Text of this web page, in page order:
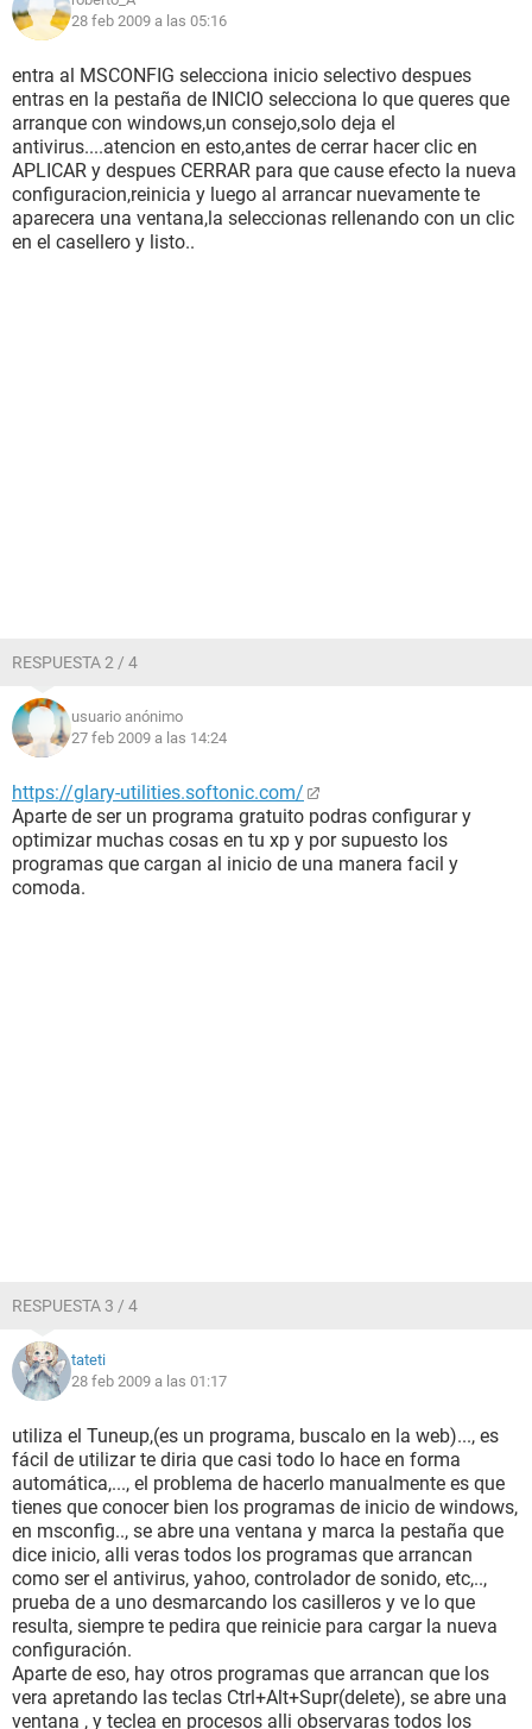
28 feb 2009 a las 05:16
entra al MSCONFIG selecciona inicio selectivo despues
entras en la pestaña de INICIO selecciona lo que queres que
arranque con windows,un consejo,solo deja el
antivirus....atencion en esto,antes de cerrar hacer clic en
APLICAR y despues CERRAR para que cause efecto la nueva
configuracion,reinicia y luego al arrancar nuevamente te
aparecera una ventana,la seleccionas rellenando con un clic
en el casellero y listo..
RESPUESTA 2 / 4
usuario anónimo
27 feb 2009 a las 14:24
https://glary-utilities.softonic.com/
Aparte de ser un programa gratuito podras configurar y
optimizar muchas cosas en tu xp y por supuesto los
programas que cargan al inicio de una manera facil y
comoda.
RESPUESTA 3 / 4
tateti
28 feb 2009 a las 01:17
utiliza el Tuneup,(es un programa, buscalo en la web)..., es
fácil de utilizar te diria que casi todo lo hace en forma
automática,..., el problema de hacerlo manualmente es que
tienes que conocer bien los programas de inicio de windows,
en msconfig.., se abre una ventana y marca la pestaña que
dice inicio, alli veras todos los programas que arrancan
como ser el antivirus, yahoo, controlador de sonido, etc,..,
prueba de a uno desmarcando los casilleros y ve lo que
resulta, siempre te pedira que reinicie para cargar la nueva
configuración.
Aparte de eso, hay otros programas que arrancan que los
vera apretando las teclas Ctrl+Alt+Supr(delete), se abre una
ventana , y teclea en procesos alli observaras todos los